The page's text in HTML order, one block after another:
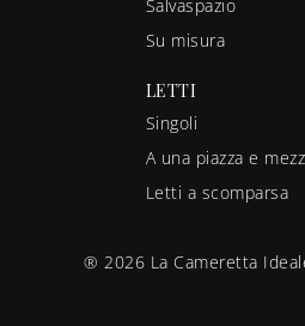
Salvaspazio
Su misura
LETTI
Singoli
A una piazza e
Letti a scomparsa
® 2026 La Cameretta